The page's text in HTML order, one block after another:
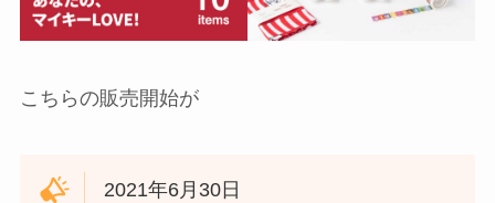
こちらの販売開始が
2021年6月30日